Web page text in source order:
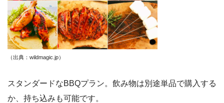
（出典：wildmagic.jp）
スタンダードなBBQプラン。飲み物は別途単品で購入する
か、持ち込みも可能です。